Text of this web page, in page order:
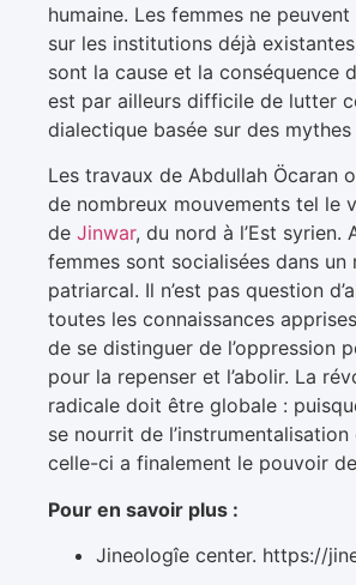
humaine. Les femmes ne peuvent
sur les institutions déjà existantes
sont la cause et la conséquence
est par ailleurs difficile de lutter
dialectique basée sur des
Les travaux de Abdullah Öcaran
de nombreux mouvements tel le
de Jinwar, du nord à l’Est syrien.
femmes sont socialisées dans un
patriarcal. Il n’est pas question
toutes les connaissances
de se distinguer de l’oppression
pour la repenser et l’abolir. La
radicale doit être globale :
se nourrit de
celle-ci a finalement le pouvoir de
Pour en savoir plus :
Jineologîe center. https://